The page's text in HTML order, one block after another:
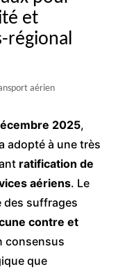
et
régional
aérien
2025,
adopté à une très
ratification de
aériens. Le
des suffrages
contre et
consensus
que